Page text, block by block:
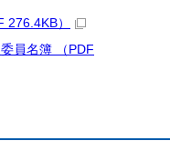
）
員名簿 （PDF